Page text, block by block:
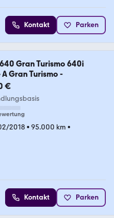
Kontakt Parken
Gran Turismo 640i
Gran Turismo -
€
2018• 95.000 km •
Kontakt Parken